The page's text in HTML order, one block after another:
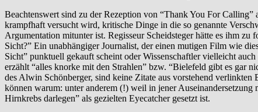
Beachtenswert sind zu der Rezeption von “Thank You For
krampfhaft versucht wird, kritische Dinge in die so genannte
Argumentation mitunter ist. Regisseur Scheidsteger hätte es ihm
Sicht?” Ein unabhängiger Journalist, der einen mutigen Film wie
Sicht” punktuell gekauft scheint oder Wissenschaftler vielleicht
erzählt “alles knorke mit den Strahlen” bzw. “Bielefeld gibt es gar
des Alwin Schönberger, sind keine Zitate aus vorstehend
können warum: unter anderem (!) weil in jener
Hirnkrebs darlegen” als gezielten Eyecatcher gesetzt ist.